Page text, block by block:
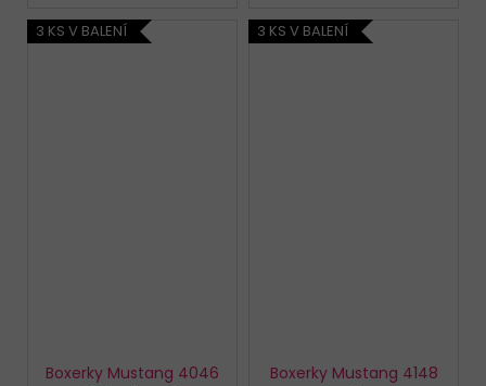
3 KS V BALENÍ
Boxerky Mustang 4046
3 KS V BALENÍ
Boxerky Mustang 4148